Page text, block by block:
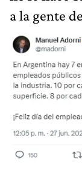
a la gente